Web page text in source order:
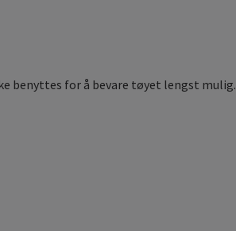
benyttes for å bevare tøyet lengst mulig.